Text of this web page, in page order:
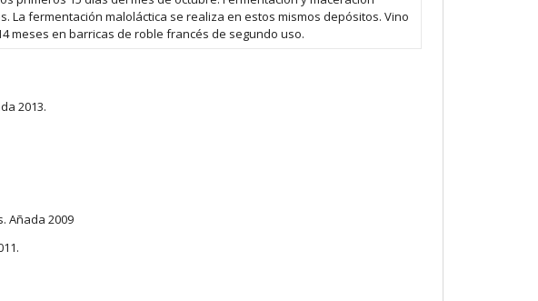
La fermentación maloláctica se realiza en estos mismos depósitos. Vino
meses en barricas de roble francés de segundo uso.
2013.
Añada 2009